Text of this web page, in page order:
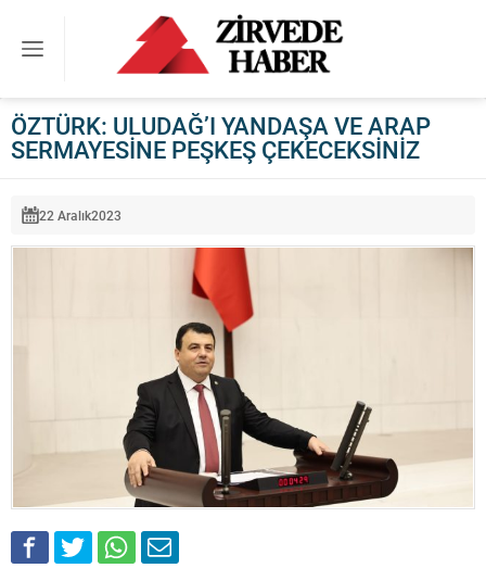
ÖZTÜRK: ULUDAĞ’I YANDAŞA VE ARAP
SERMAYESİNE PEŞKEŞ ÇEKECEKSİNİZ
22 Aralık2023